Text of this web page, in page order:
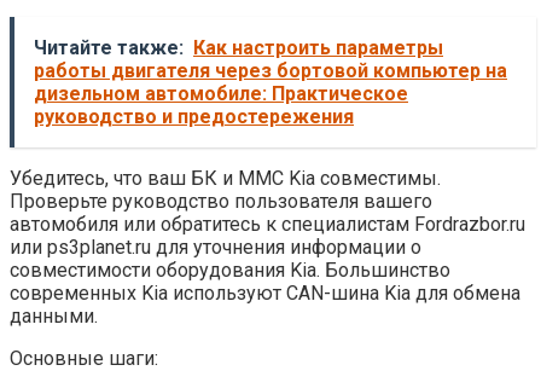
Читайте также: Как настроить параметры
работы двигателя через бортовой компьютер на
дизельном автомобиле: Практическое
руководство и предостережения
Убедитесь, что ваш БК и ММС Kia совместимы.
Проверьте руководство пользователя вашего
автомобиля или обратитесь к специалистам Fordrazbor.ru
или ps3planet.ru для уточнения информации о
совместимости оборудования Kia. Большинство
современных Kia используют CAN-шина Kia для обмена
данными.
Основные шаги: